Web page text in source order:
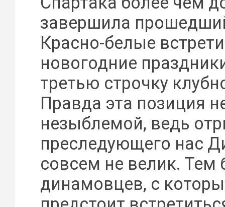
завершила
Красно-белые
новогодние
третью строчку
Правда эта позиция
незыблемой, ведь
преследующего нас
совсем не велик. Тем
динамовцев, с